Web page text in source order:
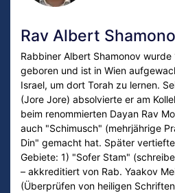
Rav Albert
Rabbiner Albert Shamonov
geboren und ist in Wien
Israel, um dort Torah zu lernen.
(Jore Jore) absolvierte er am
beim renommierten Dayan Rav
auch "Schimusch" (mehrjährige
Din" gemacht hat. Später
Gebiete: 1) "Sofer Stam"
– akkreditiert von Rab. Yaakov
(Überprüfen von heiligen